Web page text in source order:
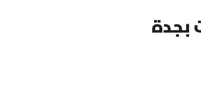
بجدة